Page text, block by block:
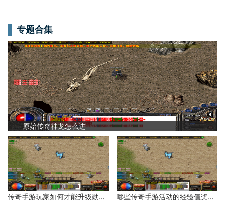
专题合集
原始传奇神龙怎么进
传奇手游玩家如何才能升级勋章等级？ 哪些传奇手游活动的经验值奖励比较多？